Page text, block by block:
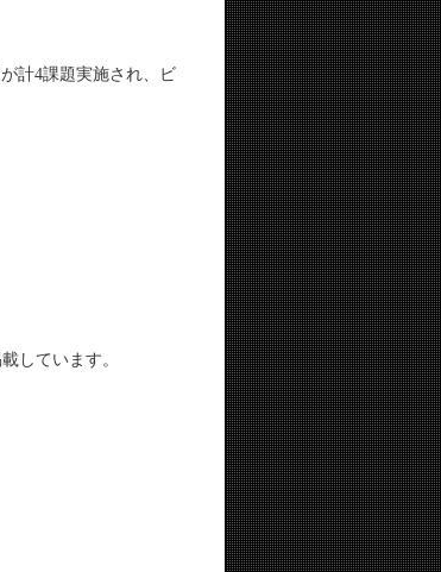
計4課題実施され、ビ
しています。